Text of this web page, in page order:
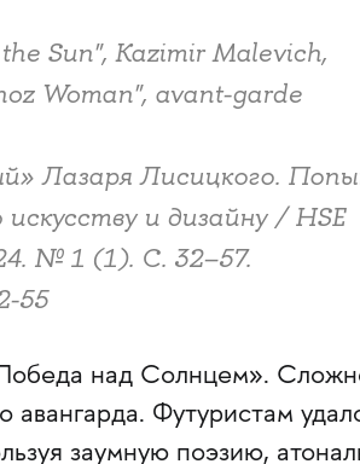
Sun", Kazimir Malevich,
Woman", avant-­garde
Лазаря Лисицкого.
и дизайну / HSE
№ 1 (1). С. 32–57.
55
над Солнцем».
авангарда. Футуристам
заумную поэзию,